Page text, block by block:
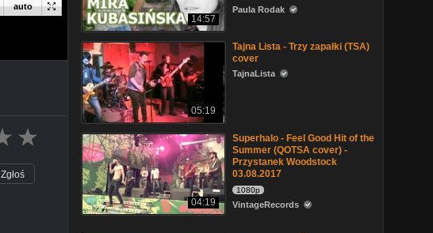
auto
Zgłoś
14:57
Paula Rodak
05:19
Tajna Lista - Trzy zapałki (TSA)
cover
TajnaLista
04:19
Superhalo - Feel Good Hit of the
Summer (QOTSA cover) -
Przystanek Woodstock
03.08.2017
1080p
VintageRecords